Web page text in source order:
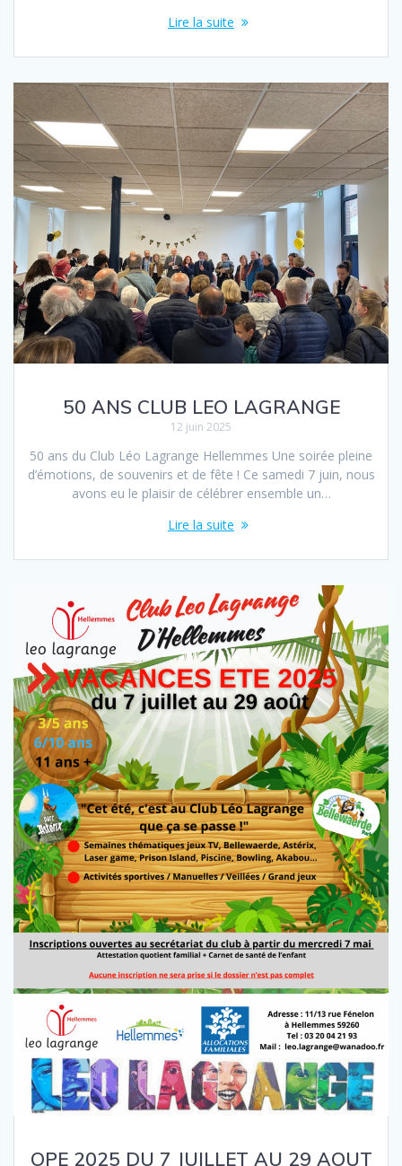
Lire la suite
50 ANS CLUB LEO LAGRANGE
12 juin 2025
50 ans du Club Léo Lagrange Hellemmes Une soirée pleine
d’émotions, de souvenirs et de fête ! Ce samedi 7 juin, nous
avons eu le plaisir de célébrer ensemble un…
Lire la suite
OPE 2025 DU 7 JUILLET AU 29 AOUT